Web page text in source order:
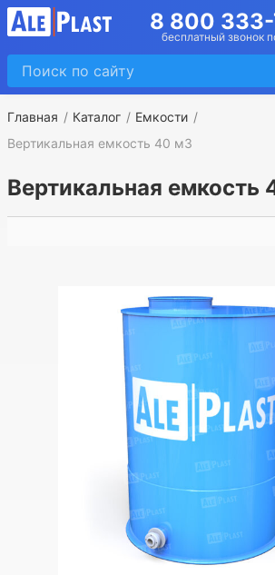
8 800
бесплатный звонок
Главная Каталог
Емкости
Вертикальная емкость 40 м3
Вертикальная емкость